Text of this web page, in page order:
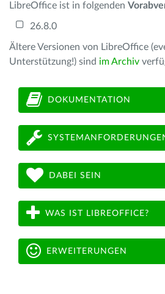
LibreOffice ist in folgenden
26.8.0
Ältere Versionen von LibreOffice
Unterstützung!) sind im Archiv
DOKUMENTATION
DABEI SEIN
WAS IST LIBREOFFICE?
ERWEITERUNGEN